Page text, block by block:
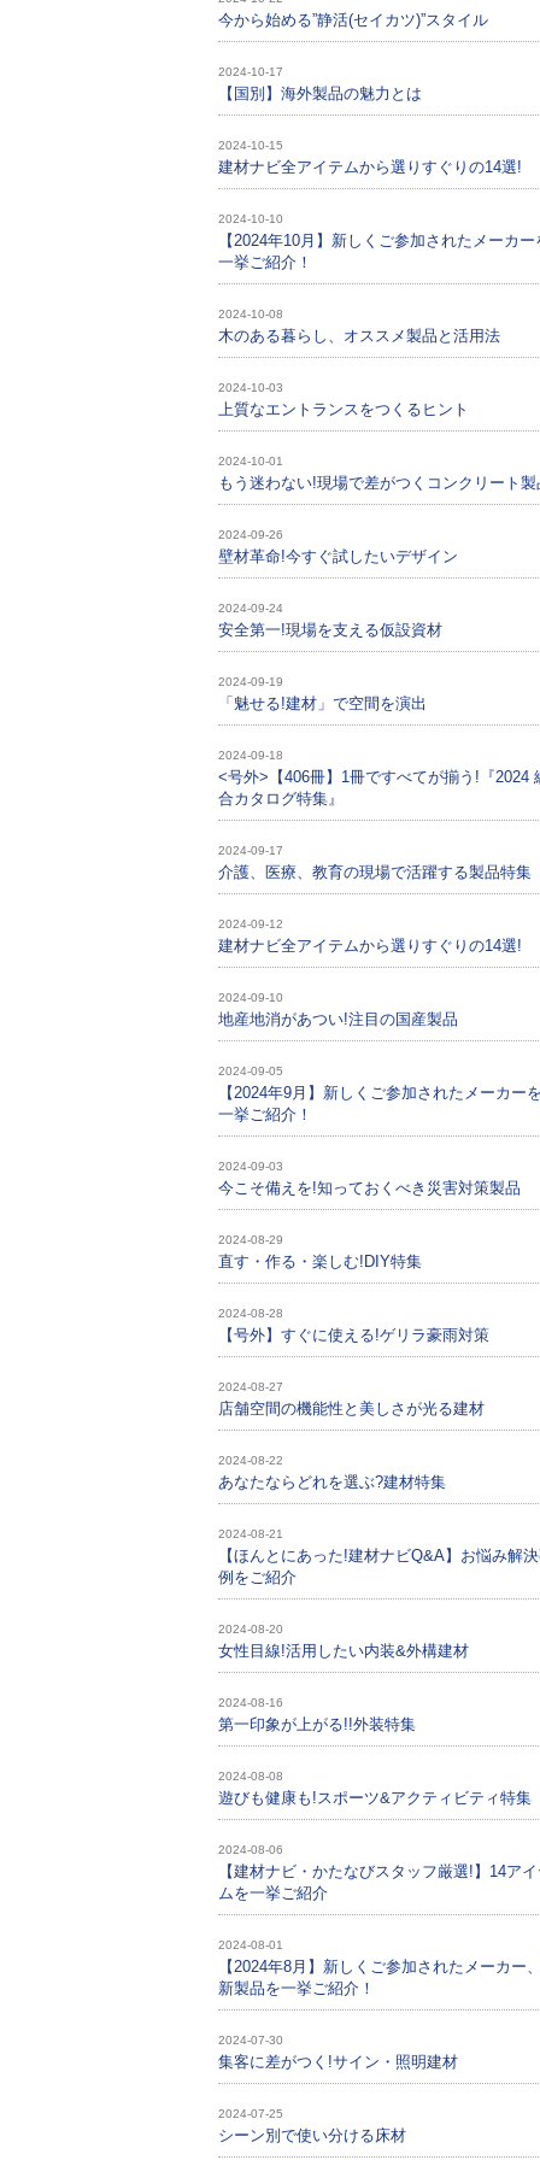
今から始める”静活(セイカツ)”スタイル
2024-10-17
【国別】海外製品の魅力とは
2024-10-15
建材ナビ全アイテムから選りすぐりの14選!
2024-10-10
【2024年10月】新しくご参加されたメーカー
一挙ご紹介！
2024-10-08
木のある暮らし、オススメ製品と活用法
2024-10-03
上質なエントランスをつくるヒント
2024-10-01
もう迷わない!現場で差がつくコンクリート製
2024-09-26
壁材革命!今すぐ試したいデザイン
2024-09-24
安全第一!現場を支える仮設資材
2024-09-19
「魅せる!建材」で空間を演出
2024-09-18
<号外>【406冊】1冊ですべてが揃う!『2024
合カタログ特集』
2024-09-17
介護、医療、教育の現場で活躍する製品特集
2024-09-12
建材ナビ全アイテムから選りすぐりの14選!
2024-09-10
地産地消があつい!注目の国産製品
2024-09-05
【2024年9月】新しくご参加されたメーカー
一挙ご紹介！
2024-09-03
今こそ備えを!知っておくべき災害対策製品
2024-08-29
直す・作る・楽しむ!DIY特集
2024-08-28
【号外】すぐに使える!ゲリラ豪雨対策
2024-08-27
店舗空間の機能性と美しさが光る建材
2024-08-22
あなたならどれを選ぶ?建材特集
2024-08-21
【ほんとにあった!建材ナビQ&A】お悩み解
例をご紹介
2024-08-20
女性目線!活用したい内装&外構建材
2024-08-16
第一印象が上がる!!外装特集
2024-08-08
遊びも健康も!スポーツ&アクティビティ特集
2024-08-06
【建材ナビ・かたなびスタッフ厳選!】14ア
ムを一挙ご紹介
2024-08-01
【2024年8月】新しくご参加されたメーカー
新製品を一挙ご紹介！
2024-07-30
集客に差がつく!サイン・照明建材
2024-07-25
シーン別で使い分ける床材